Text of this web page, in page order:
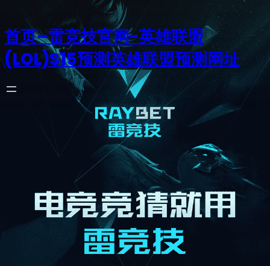
首页–雷竞技官网-英雄联盟
(LOL)S15预测英雄联盟预测网址